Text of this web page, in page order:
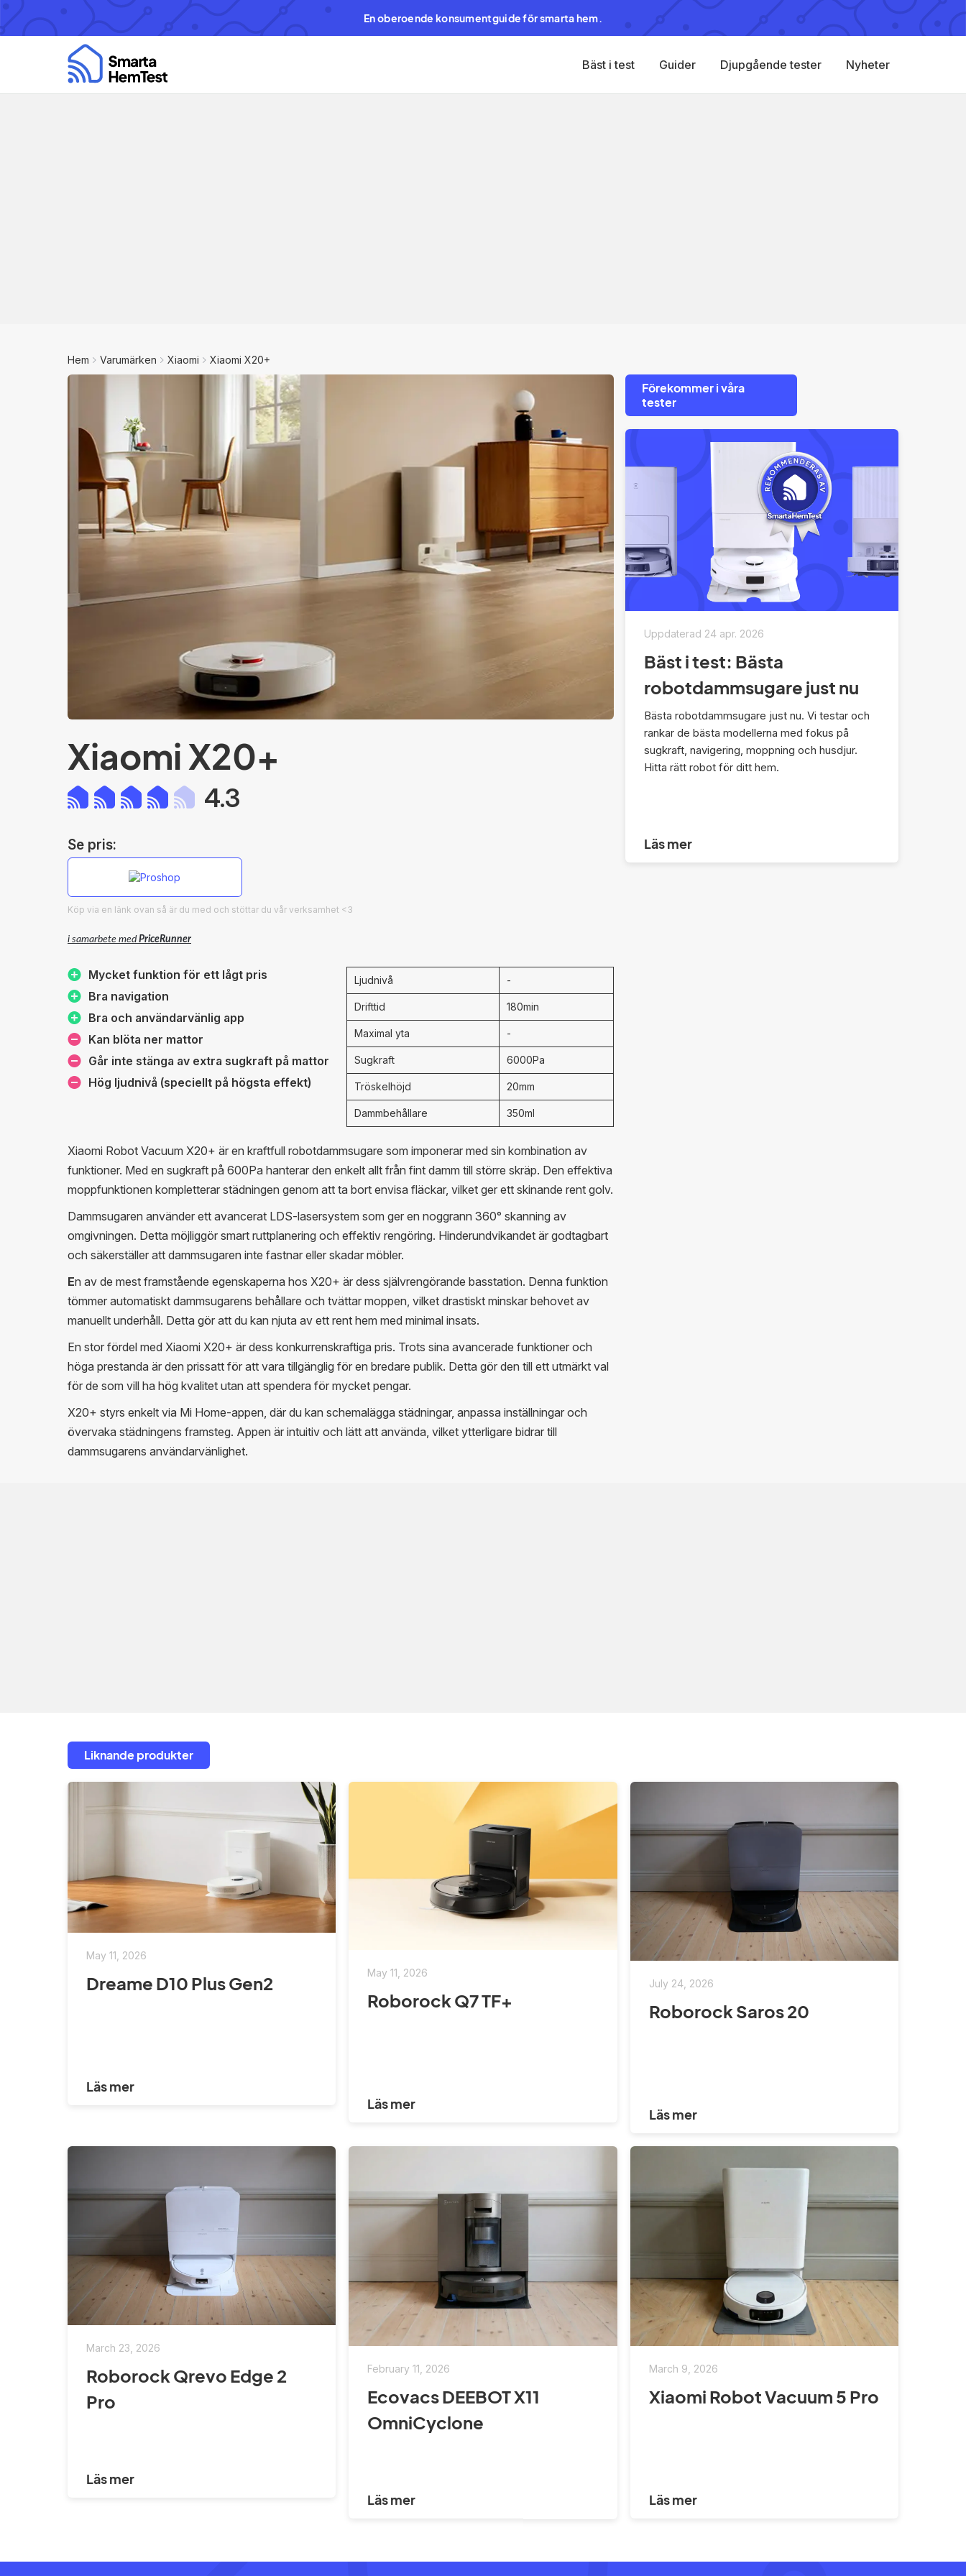
En oberoende konsumentguide för smarta hem.
Bäst i test Guider Djupgående tester Nyheter
Hem Varumärken Xiaomi Xiaomi X20+
Xiaomi X20+
4.3
Se pris:
Köp via en länk ovan så är du med och stöttar du vår verksamhet <3
i samarbete med PriceRunner
Mycket funktion för ett lågt pris
Bra navigation
Bra och användarvänlig app
Kan blöta ner mattor
Går inte stänga av extra sugkraft på mattor
Hög ljudnivå (speciellt på högsta effekt)
Ljudnivå -
Drifttid 180min
Maximal yta -
Sugkraft 6000Pa
Tröskelhöjd 20mm
Dammbehållare 350ml
Xiaomi Robot Vacuum X20+ är en kraftfull robotdammsugare som imponerar med sin kombination av
funktioner. Med en sugkraft på 600Pa hanterar den enkelt allt från fint damm till större skräp. Den effektiva
moppfunktionen kompletterar städningen genom att ta bort envisa fläckar, vilket ger ett skinande rent golv.
Dammsugaren använder ett avancerat LDS-lasersystem som ger en noggrann 360° skanning av
omgivningen. Detta möjliggör smart ruttplanering och effektiv rengöring. Hinderundvikandet är godtagbart
och säkerställer att dammsugaren inte fastnar eller skadar möbler.
En av de mest framstående egenskaperna hos X20+ är dess självrengörande basstation. Denna funktion
tömmer automatiskt dammsugarens behållare och tvättar moppen, vilket drastiskt minskar behovet av
manuellt underhåll. Detta gör att du kan njuta av ett rent hem med minimal insats.
En stor fördel med Xiaomi X20+ är dess konkurrenskraftiga pris. Trots sina avancerade funktioner och
höga prestanda är den prissatt för att vara tillgänglig för en bredare publik. Detta gör den till ett utmärkt val
för de som vill ha hög kvalitet utan att spendera för mycket pengar.
X20+ styrs enkelt via Mi Home-appen, där du kan schemalägga städningar, anpassa inställningar och
övervaka städningens framsteg. Appen är intuitiv och lätt att använda, vilket ytterligare bidrar till
dammsugarens användarvänlighet.
Förekommer i våra
tester
Uppdaterad 24 apr. 2026
Bäst i test: Bästa
robotdammsugare just nu
Bästa robotdammsugare just nu. Vi testar och
rankar de bästa modellerna med fokus på
sugkraft, navigering, moppning och husdjur.
Hitta rätt robot för ditt hem.
Läs mer
Liknande produkter
May 11, 2026
Dreame D10 Plus Gen2
Läs mer
May 11, 2026
Roborock Q7 TF+
Läs mer
July 24, 2026
Roborock Saros 20
Läs mer
March 23, 2026
Roborock Qrevo Edge 2
Pro
Läs mer
February 11, 2026
Ecovacs DEEBOT X11
OmniCyclone
Läs mer
March 9, 2026
Xiaomi Robot Vacuum 5 Pro
Läs mer